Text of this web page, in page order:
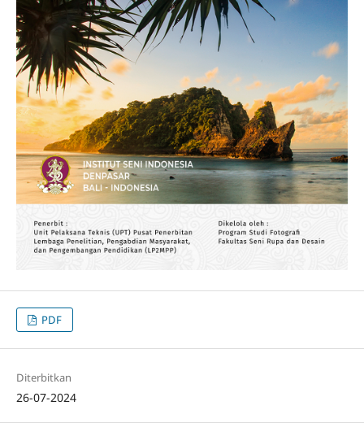
PDF
Diterbitkan
26-07-2024